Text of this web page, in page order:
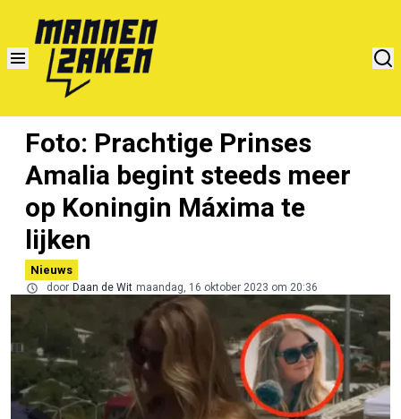
Foto: Prachtige Prinses
Amalia begint steeds meer
op Koningin Máxima te
lijken
Nieuws
door Daan de Wit maandag, 16 oktober 2023 om 20:36